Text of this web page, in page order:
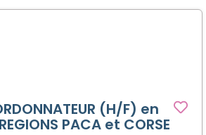
(H/F) en
PACA et CORSE